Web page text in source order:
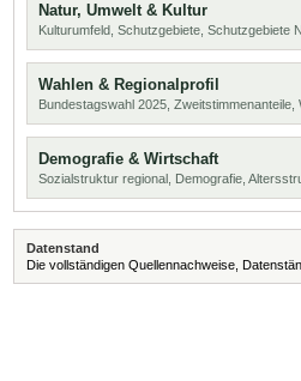
Natur, Umwelt & Kultur
Kulturumfeld, Schutzgebiete, Schutzgebiete
Wahlen & Regionalprofil
Bundestagswahl 2025,
Demografie & Wirtschaft
Sozialstruktur regional, Demografie,
Datenstand
Die vollständigen Quellennachweise,